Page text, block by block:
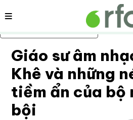
Bỏ qua nội dung chính
Nội dung
Giáo sư âm
Khê và những
tiềm ẩn của bộ
bội